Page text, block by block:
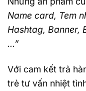
Name card, Tem
Hashtag, Banner,
…”
Với cam kết trả
trẻ tư vấn nhiệt